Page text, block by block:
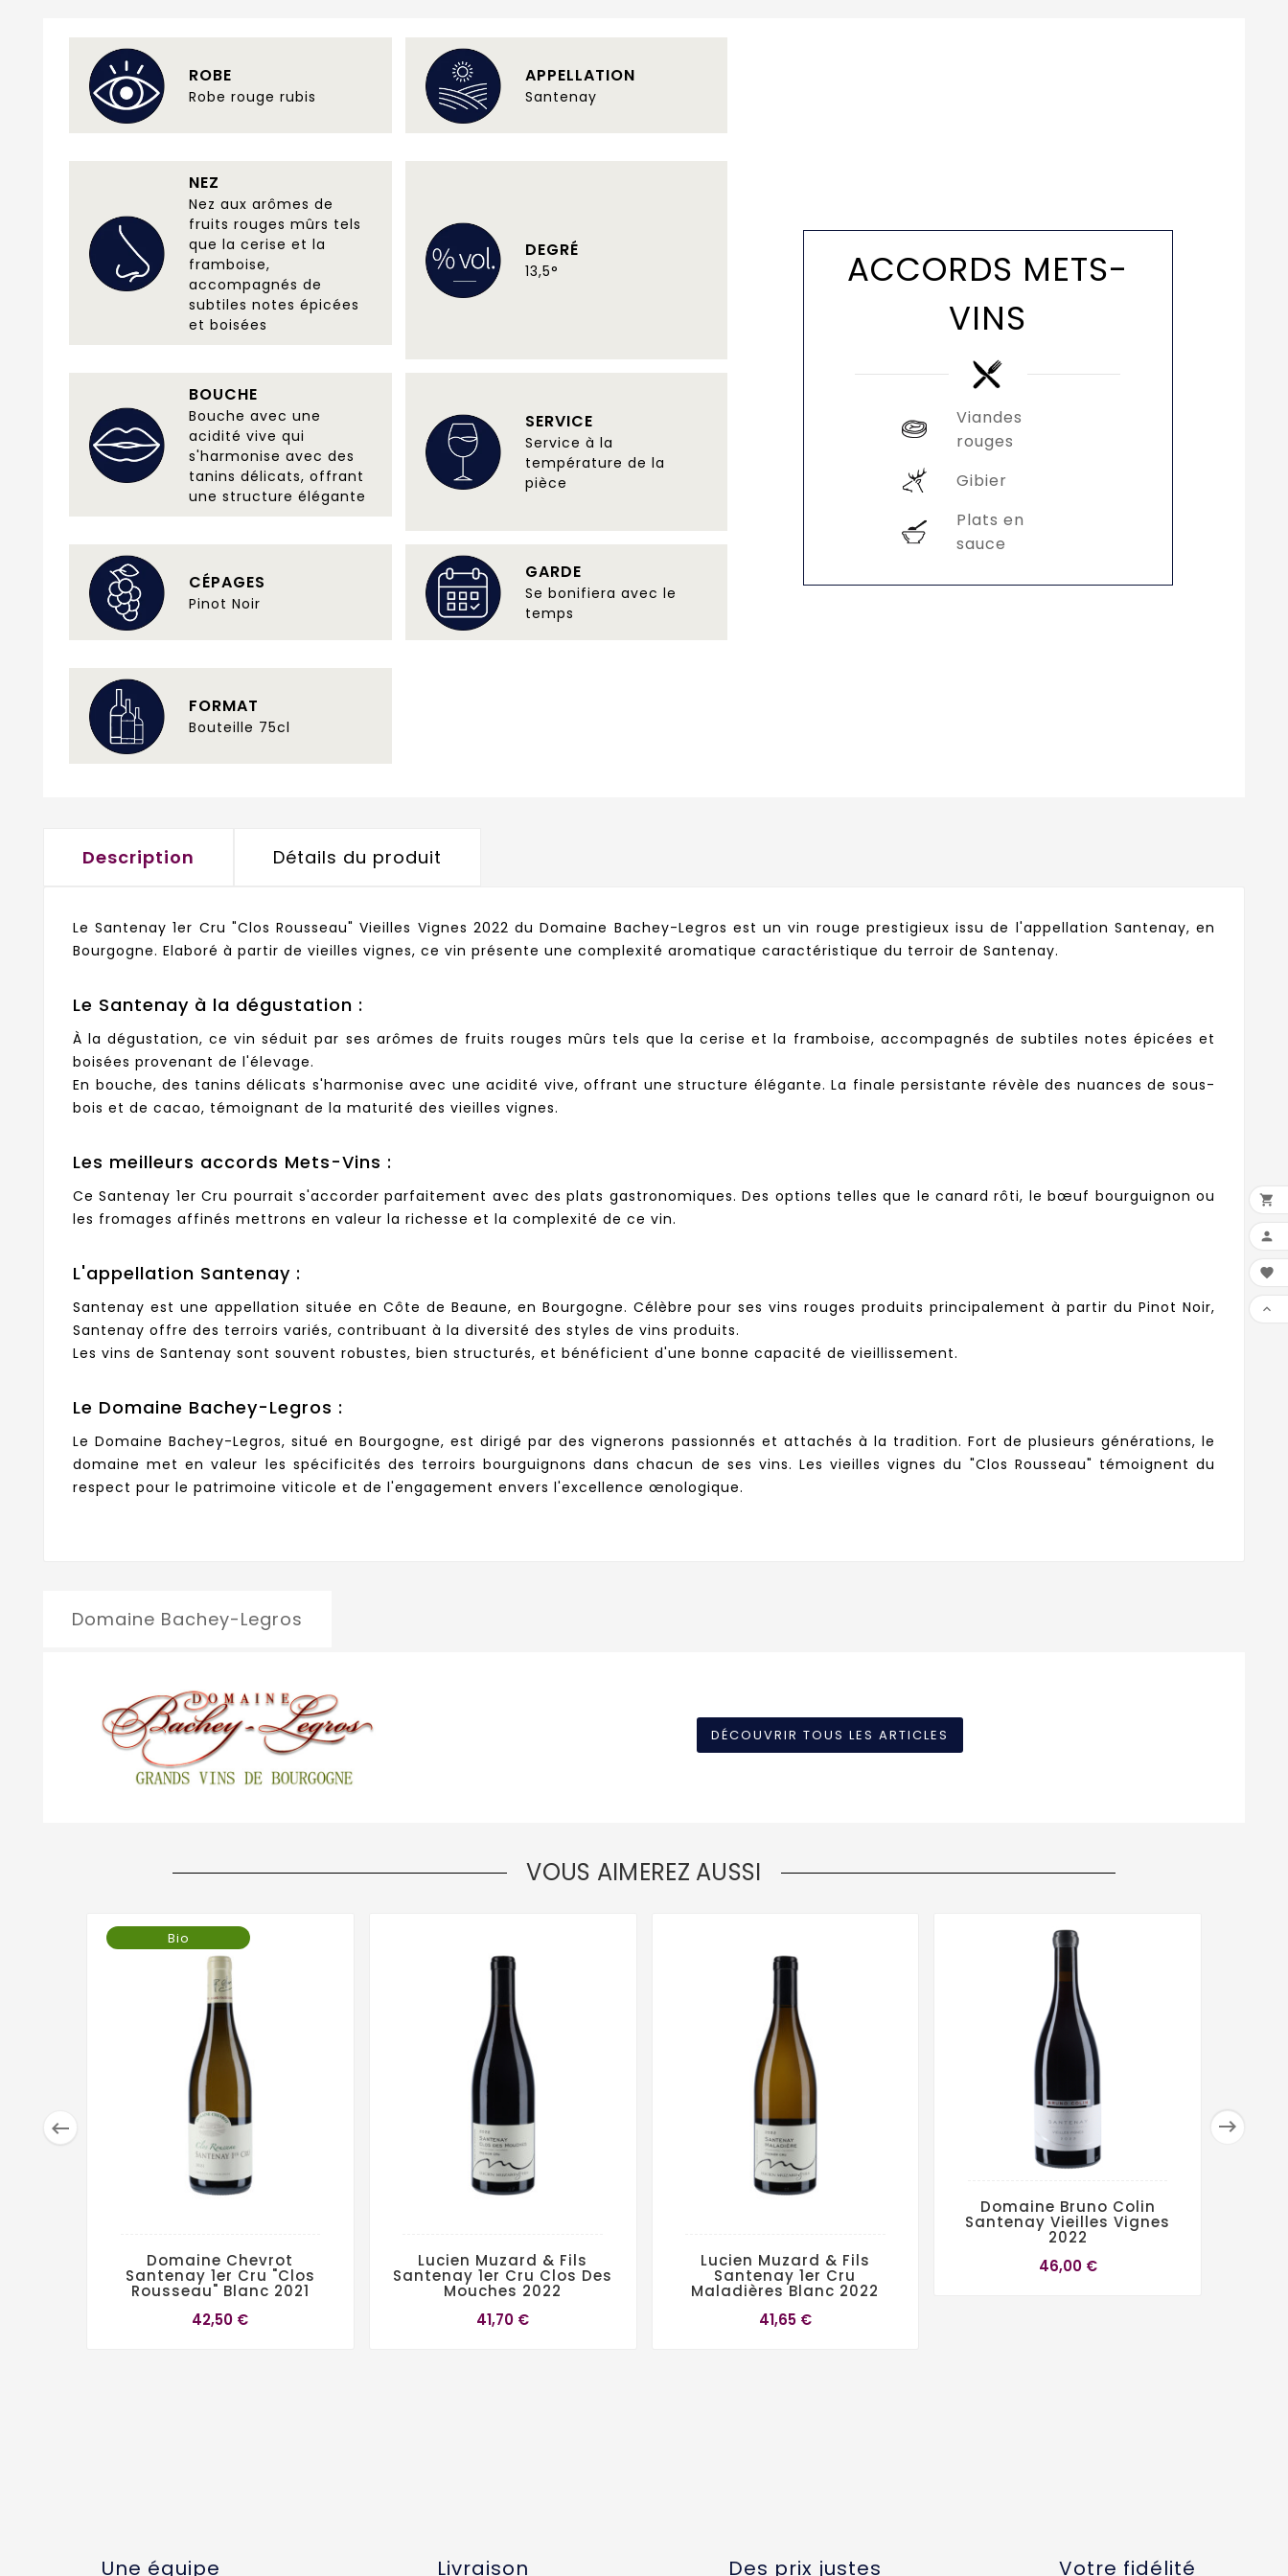
ROBE
Robe rouge rubis
APPELLATION
Santenay
NEZ
Nez aux arômes de
fruits rouges mûrs tels
que la cerise et la
framboise,
accompagnés de
subtiles notes épicées
et boisées
DEGRÉ
13,5°
BOUCHE
Bouche avec une
acidité vive qui
s'harmonise avec des
tanins délicats, offrant
une structure élégante
SERVICE
Service à la
température de la
pièce
CÉPAGES
Pinot Noir
GARDE
Se bonifiera avec le
temps
FORMAT
Bouteille 75cl
ACCORDS METS-
VINS
Viandes
rouges
Gibier
Plats en
sauce
Description Détails du produit
Le Santenay 1er Cru "Clos Rousseau" Vieilles Vignes 2022 du Domaine Bachey-Legros est un vin rouge prestigieux issu de l'appellation Santenay, en
Bourgogne. Elaboré à partir de vieilles vignes, ce vin présente une complexité aromatique caractéristique du terroir de Santenay.
Le Santenay à la dégustation :
À la dégustation, ce vin séduit par ses arômes de fruits rouges mûrs tels que la cerise et la framboise, accompagnés de subtiles notes épicées et
boisées provenant de l'élevage.
En bouche, des tanins délicats s'harmonise avec une acidité vive, offrant une structure élégante. La finale persistante révèle des nuances de sous-
bois et de cacao, témoignant de la maturité des vieilles vignes.
Les meilleurs accords Mets-Vins :
Ce Santenay 1er Cru pourrait s'accorder parfaitement avec des plats gastronomiques. Des options telles que le canard rôti, le bœuf bourguignon ou
les fromages affinés mettrons en valeur la richesse et la complexité de ce vin.
L'appellation Santenay :
Santenay est une appellation située en Côte de Beaune, en Bourgogne. Célèbre pour ses vins rouges produits principalement à partir du Pinot Noir,
Santenay offre des terroirs variés, contribuant à la diversité des styles de vins produits.
Les vins de Santenay sont souvent robustes, bien structurés, et bénéficient d'une bonne capacité de vieillissement.
Le Domaine Bachey-Legros :
Le Domaine Bachey-Legros, situé en Bourgogne, est dirigé par des vignerons passionnés et attachés à la tradition. Fort de plusieurs générations, le
domaine met en valeur les spécificités des terroirs bourguignons dans chacun de ses vins. Les vieilles vignes du "Clos Rousseau" témoignent du
respect pour le patrimoine viticole et de l'engagement envers l'excellence œnologique.
Domaine Bachey-Legros
DÉCOUVRIR TOUS LES ARTICLES
VOUS AIMEREZ AUSSI
 
Bio
Domaine Chevrot
Santenay 1er Cru "Clos
Rousseau" Blanc 2021
42,50 €
Lucien Muzard & Fils
Santenay 1er Cru Clos Des
Mouches 2022
41,70 €
Lucien Muzard & Fils
Santenay 1er Cru
Maladières Blanc 2022
41,65 €
Domaine Bruno Colin
Santenay Vieilles Vignes
2022
46,00 €
Une équipe Livraison Des prix justes Votre fidélité



